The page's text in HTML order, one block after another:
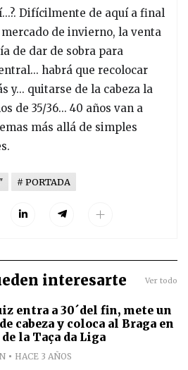
Difícilmente de aquí a final
de invierno, la venta
de dar de sobra para
habrá que recolocar
y... quitarse de la cabeza la
de 35/36... 40 años van a
más allá de simples
PORTADA
interesarte Ver todo
entra a 30´del fin, mete un
cabeza y coloca al Braga en
la Taça da Liga
HACE 3 AÑOS